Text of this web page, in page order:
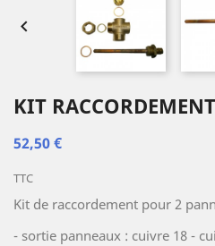

KIT
52,50 €
TTC
Kit de raccordement pour 2
- sortie panneaux : cuivre 18 -